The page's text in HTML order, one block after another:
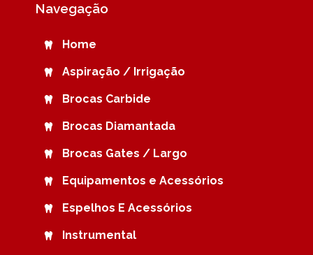
Navegação
Home
Aspiração / Irrigação
Brocas Carbide
Brocas Diamantada
Brocas Gates / Largo
Equipamentos e Acessórios
Espelhos E Acessórios
Instrumental